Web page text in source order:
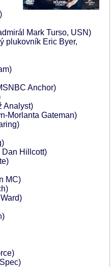
Mark Turso, USN)
plukovník Eric Byer,
Anchor)
Analyst)
Morlanta Gateman)
Dan Hillcott)
MC)